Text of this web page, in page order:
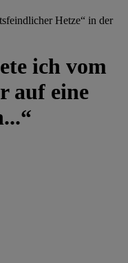
Hetze“ in der
ich vom
auf eine